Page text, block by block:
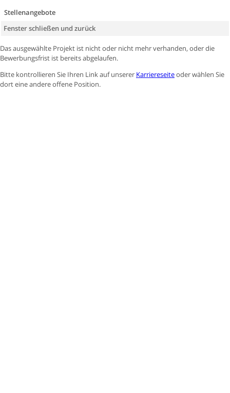
Stellenangebote
Fenster schließen und zurück
Das ausgewählte Projekt ist nicht oder nicht mehr verhanden, oder die
Bewerbungsfrist ist bereits abgelaufen.
Bitte kontrollieren Sie Ihren Link auf unserer Karriereseiteoder wählen Sie
dort eine andere offene Position.